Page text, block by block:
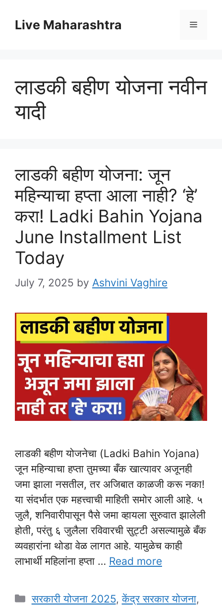
Live Maharashtra Menu
लाडकी बहीण योजना नवीन
यादी
लाडकी बहीण योजना: जून
महिन्याचा हप्ता आला नाही? ‘हे’
करा! Ladki Bahin Yojana
June Installment List
Today
July 7, 2025 by Ashvini Vaghire
लाडकी बहीण योजनेचा (Ladki Bahin Yojana)
जून महिन्याचा हप्ता तुमच्या बँक खात्यावर अजूनही
जमा झाला नसतील, तर अजिबात काळजी करू नका!
या संदर्भात एक महत्त्वाची माहिती समोर आली आहे. ५
जुलै, शनिवारीपासून पैसे जमा व्हायला सुरुवात झालेली
होती, परंतु ६ जुलैला रविवारची सुट्टी असल्यामुळे बँक
व्यवहारांना थोडा वेळ लागत आहे. यामुळेच काही
लाभार्थी महिलांना हप्ता … Read more
Categories
सरकारी योजना 2025,केंद्र सरकार योजना,